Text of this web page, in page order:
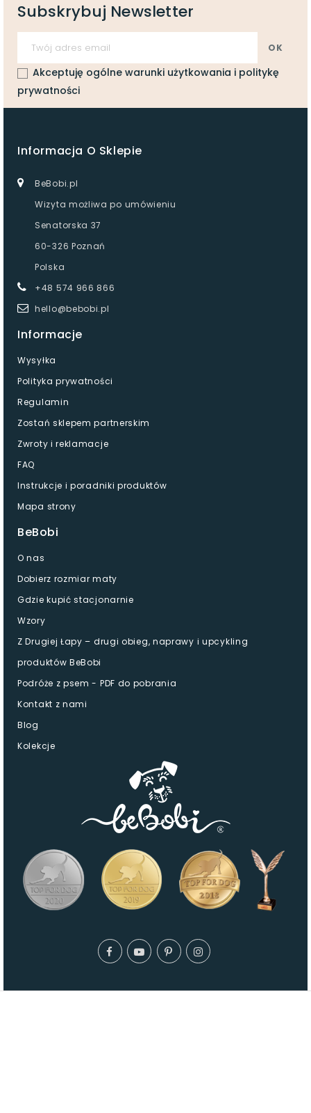
Subskrybuj Newsletter
Akceptuję ogólne warunki użytkowania i politykę
prywatności
Informacja O Sklepie
BeBobi.pl
Wizyta możliwa po umówieniu
Senatorska 37
60-326 Poznań
Polska
+48 574 966 866
hello@bebobi.pl
Informacje
Wysyłka
Polityka prywatności
Regulamin
Zostań sklepem partnerskim
Zwroty i reklamacje
FAQ
Instrukcje i poradniki produktów
Mapa strony
BeBobi
O nas
Dobierz rozmiar maty
Gdzie kupić stacjonarnie
Wzory
Z Drugiej Łapy – drugi obieg, naprawy i upcykling
produktów BeBobi
Podróże z psem - PDF do pobrania
Kontakt z nami
Blog
Kolekcje